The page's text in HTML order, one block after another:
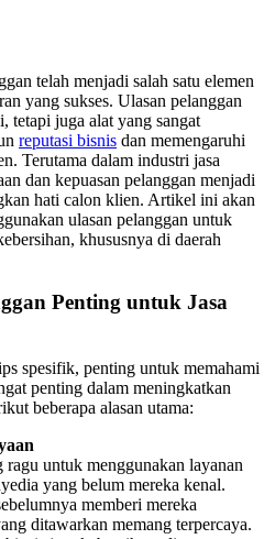
telah menjadi salah satu elemen
yang sukses. Ulasan pelanggan
tetapi juga alat yang sangat
reputasi bisnis dan memengaruhi
Terutama dalam industri jasa
dan kepuasan pelanggan menjadi
hati calon klien. Artikel ini akan
ulasan pelanggan untuk
khususnya di daerah
Penting untuk Jasa
spesifik, penting untuk memahami
penting dalam meningkatkan
beberapa alasan utama:
untuk menggunakan layanan
yang belum mereka kenal.
memberi mereka
ditawarkan memang terpercaya.